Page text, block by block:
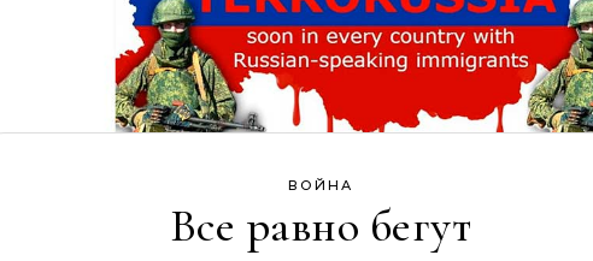
ВОЙНА
Все равно бегут